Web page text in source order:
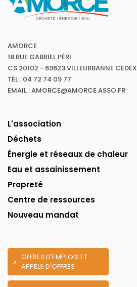
AMORCE
18 RUE GABRIEL PÉRI
CS 20102 - 69623 VILLEURBANNE CEDEX
TÉL : 04 72 74 09 77
EMAIL : AMORCE@AMORCE.ASSO.FR
L'association
Déchets
Énergie et réseaux de chaleur
Eau et assainissement
Propreté
Centre de ressources
Nouveau mandat
OFFRES D'EMPLOIS ET
APPELS D'OFFRES